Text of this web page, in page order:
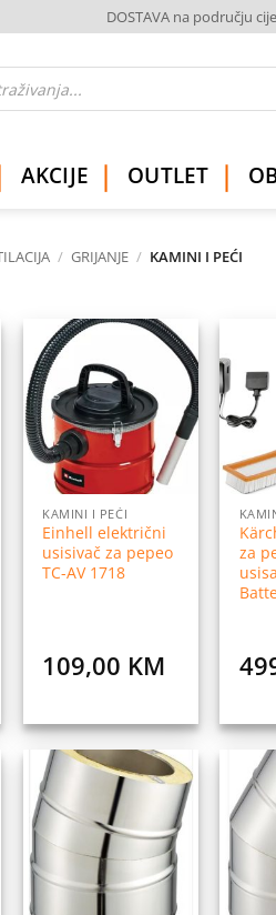
DOSTAVA na području
AKCIJE OUTLET
/ GRIJANJE / KAMINI I PEĆI
na
listu
želja
KAMINI I PEĆI
Einhell električni
usisivač za pepeo
TC-AV 1718
109,00 KM
za
Dodaj
na
listu
želja